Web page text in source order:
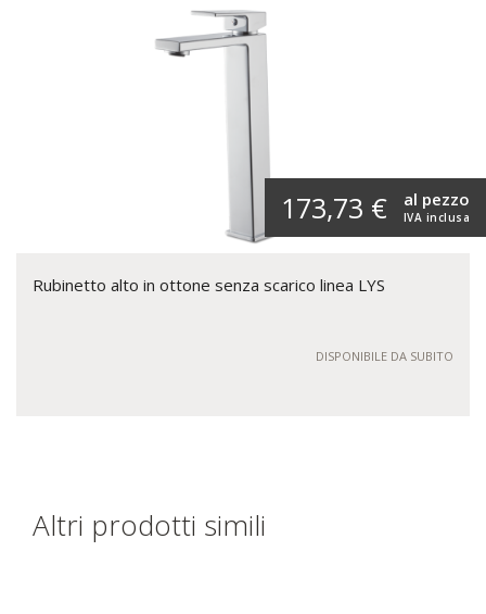
173,73 € IVA inclusa
al pezzo
Rubinetto alto in ottone senza scarico linea LYS
DISPONIBILE DA SUBITO
Altri prodotti simili